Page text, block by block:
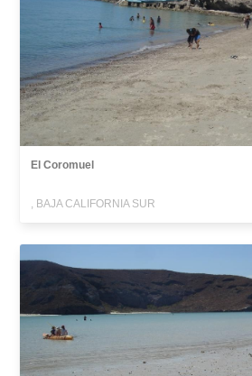
El Coromuel
, BAJA CALIFORNIA SUR